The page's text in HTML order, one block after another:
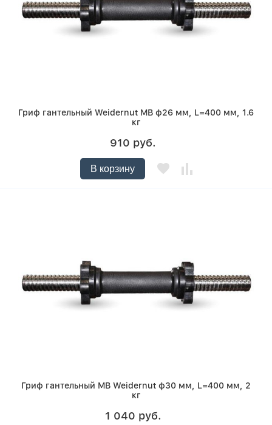
Гриф гантельный Weidernut MB ф26 мм, L=400 мм, 1.6
кг
910 руб.
В корзину
Гриф гантельный MB Weidernut ф30 мм, L=400 мм, 2
кг
1 040 руб.